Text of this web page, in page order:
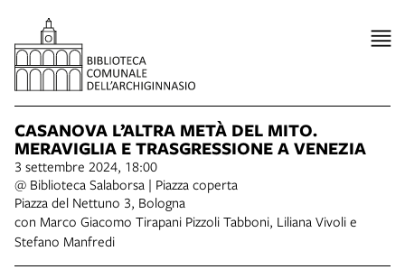
CASANOVA L’ALTRA METÀ DEL MITO.
MERAVIGLIA E TRASGRESSIONE A VENEZIA
3 settembre 2024, 18:00
@ Biblioteca Salaborsa | Piazza coperta
Piazza del Nettuno 3, Bologna
con Marco Giacomo Tirapani Pizzoli Tabboni, Liliana Vivoli e
Stefano Manfredi